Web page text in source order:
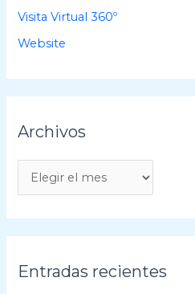
Visita Virtual 360º
Website
Archivos
r
c
h
iEntradas recientes